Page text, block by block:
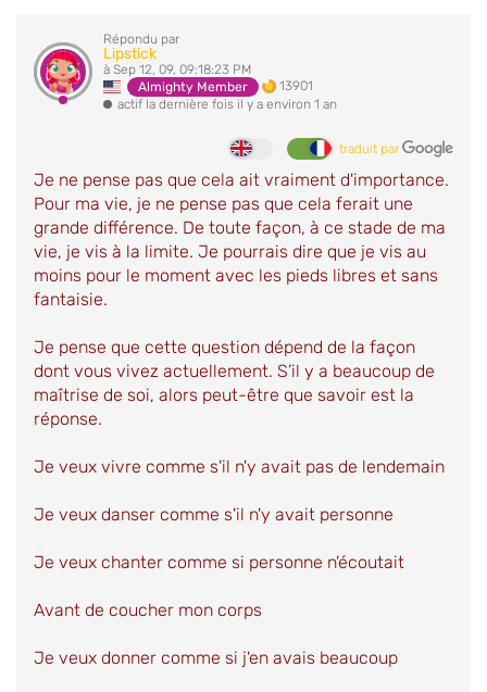
Répondu par
Lipstick
à Sep 12, 09, 09:18:23 PM
Almighty Member
13901
actif la dernière fois il y a environ 1 an
traduit par
Je ne pense pas que cela ait vraiment d'importance.
Pour ma vie, je ne pense pas que cela ferait une
grande différence. De toute façon, à ce stade de ma
vie, je vis à la limite. Je pourrais dire que je vis au
moins pour le moment avec les pieds libres et sans
fantaisie.
Je pense que cette question dépend de la façon
dont vous vivez actuellement. S’il y a beaucoup de
maîtrise de soi, alors peut-être que savoir est la
réponse.
Je veux vivre comme s'il n'y avait pas de lendemain
Je veux danser comme s'il n'y avait personne
Je veux chanter comme si personne n'écoutait
Avant de coucher mon corps
Je veux donner comme si j'en avais beaucoup